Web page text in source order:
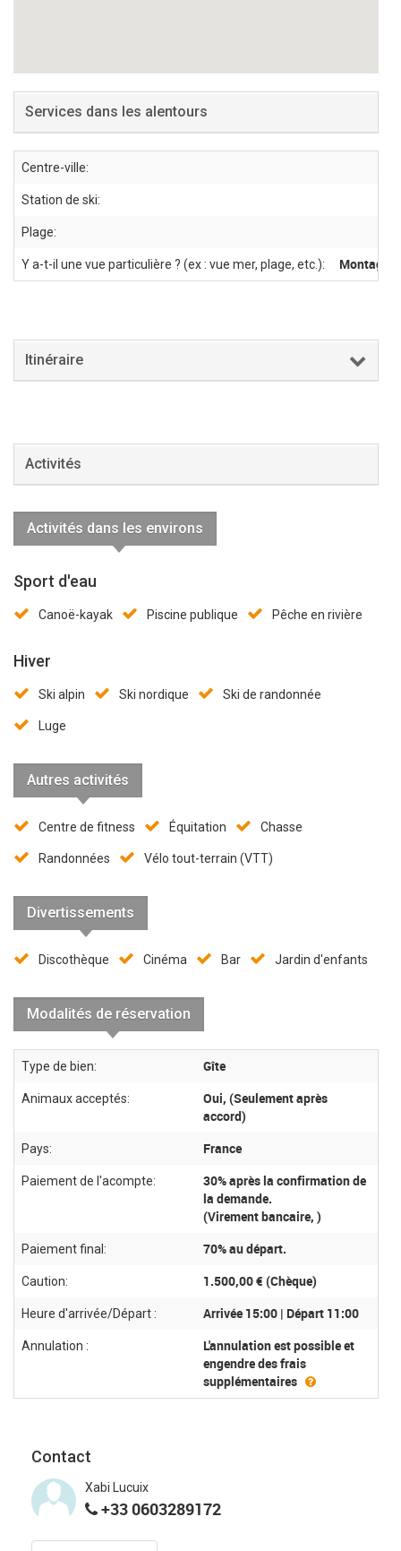
Services dans les alentours
Centre-ville:
Station de ski:
Plage:
Y a-t-il une vue particulière ? (ex : vue mer, plage, etc.):
Itinéraire
Activités
Activités dans les environs
Sport d'eau
Canoë-kayak Piscine publique Pêche en rivière
Hiver
Ski alpin Ski nordique Ski de randonnée
Luge
Autres activités
Centre de fitness Équitation Chasse
Randonnées Vélo tout-terrain (VTT)
Divertissements
Discothèque Cinéma Bar Jardin d'enfants
Modalités de réservation
Type de bien: Gîte
Animaux acceptés:
Oui, (Seulement après
accord)
Pays: France
Paiement de l'acompte:
30% après la confirmation de
la demande.
(Virement bancaire, )
Paiement final: 70% au départ.
Caution: 1.500,00 € (Chèque)
Heure d'arrivée/Départ : Arrivée 15:00 | Départ 11:00
Annulation :
L'annulation est possible et
engendre des frais
supplémentaires
Contact
Xabi Lucuix
+33 0603289172